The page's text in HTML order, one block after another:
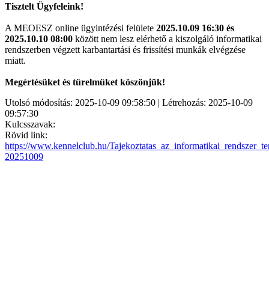
Tisztelt Ügyfeleink!
A MEOESZ online ügyintézési felülete 2025.10.09 16:30 és
2025.10.10 08:00 között nem lesz elérhető a kiszolgáló informatikai
rendszerben végzett karbantartási és frissítési munkák elvégzése
miatt.
Megértésüket és türelmüket köszönjük!
Utolsó módosítás: 2025-10-09 09:58:50 | Létrehozás: 2025-10-09
09:57:30
Kulcsszavak:
Rövid link:
https://www.kennelclub.hu/
20251009